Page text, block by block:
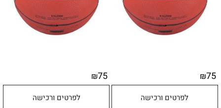
₪75
לפרטים ורכישה
₪75
לפרטים ורכישה